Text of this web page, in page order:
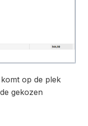
op de plek
gekozen